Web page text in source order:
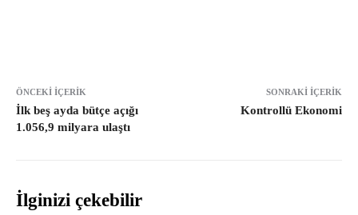
ÖNCEKI İÇERIK
İlk beş ayda bütçe açığı
1.056,9 milyara ulaştı
SONRAKI İÇERIK
Kontrollü Ekonomi
İlginizi çekebilir